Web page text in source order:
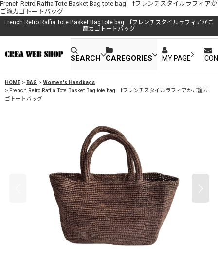
French Retro Raffia Tote Basket Bag tote bag fフレンチスタイルラフィアか
ご籠カゴトートバッグ
French Retro Raffia Tote Basket Bag tote bag fフレンチスタイルラフィアかご
籠カゴトートバッグ
SEARCH CAREGORIES MY PAGE
HOME > BAG > Women's Handbags
> French Retro Raffia Tote Basket Bag tote bag fフレンチスタイルラフィアかご籠カ
ゴトートバッグ